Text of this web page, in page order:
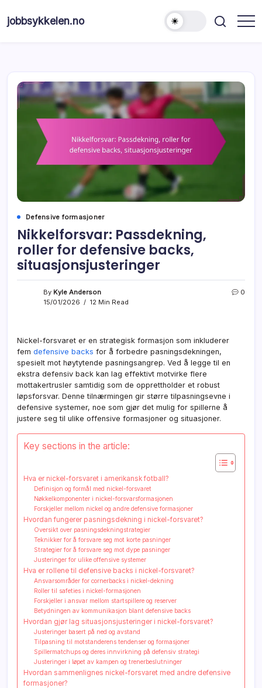
jobbsykkelen.no
Defensive formasjoner
Nikkelforsvar: Passdekning,
roller for defensive backs,
situasjonsjusteringer
By Kyle Anderson
15/01/2026
12 Min Read
0
Nickel-forsvaret er en strategisk formasjon som inkluderer
fem defensive backs for å forbedre pasningsdekningen,
spesielt mot høytytende pasningsangrep. Ved å legge til en
ekstra defensiv back kan lag effektivt motvirke flere
mottakertrusler samtidig som de opprettholder et robust
løpsforsvar. Denne tilnærmingen gir større tilpasningsevne i
defensive systemer, noe som gjør det mulig for spillerne å
justere seg til ulike offensive formasjoner og situasjoner.
Key sections in the article:
Hva er nickel-forsvaret i amerikansk fotball?
Definisjon og formål med nickel-forsvaret
Nøkkelkomponenter i nickel-forsvarsformasjonen
Forskjeller mellom nickel og andre defensive formasjoner
Hvordan fungerer pasningsdekning i nickel-forsvaret?
Oversikt over pasningsdekningstrategier
Teknikker for å forsvare seg mot korte pasninger
Strategier for å forsvare seg mot dype pasninger
Justeringer for ulike offensive systemer
Hva er rollene til defensive backs i nickel-forsvaret?
Ansvarsområder for cornerbacks i nickel-dekning
Roller til safeties i nickel-formasjonen
Forskjeller i ansvar mellom startspillere og reserver
Betydningen av kommunikasjon blant defensive backs
Hvordan gjør lag situasjonsjusteringer i nickel-forsvaret?
Justeringer basert på ned og avstand
Tilpasning til motstanderens tendenser og formasjoner
Spillermatchups og deres innvirkning på defensiv strategi
Justeringer i løpet av kampen og trenerbeslutninger
Hvordan sammenlignes nickel-forsvaret med andre defensive
formasjoner?